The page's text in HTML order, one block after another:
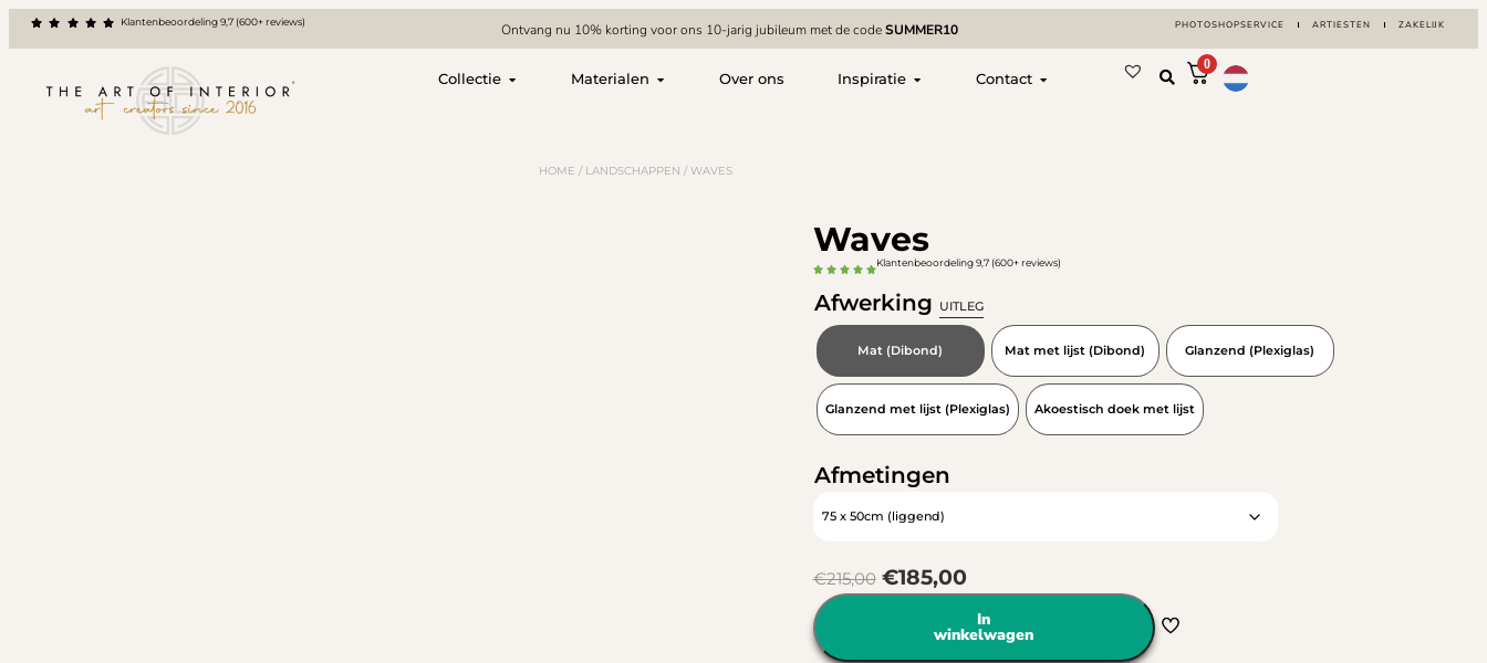
Klantenbeoordeling 9,7 (600+ reviews) Ontvang nu 10% korting voor ons 10-jarig jubileum met de codeSUMMER10 PHOTOSHOPSERVICE ARTIESTEN ZAKELIJK
Collectie Materialen Over ons Inspiratie Contact
0
HOME / LANDSCHAPPEN / WAVES
Waves
Klantenbeoordeling 9,7 (600+ reviews)
Afwerking UITLEG
Mat (Dibond) Mat met lijst (Dibond) Glanzend (Plexiglas)
Glanzend met lijst (Plexiglas) Akoestisch doek met lijst
Afmetingen
€215,00 €185,00
In
winkelwagen